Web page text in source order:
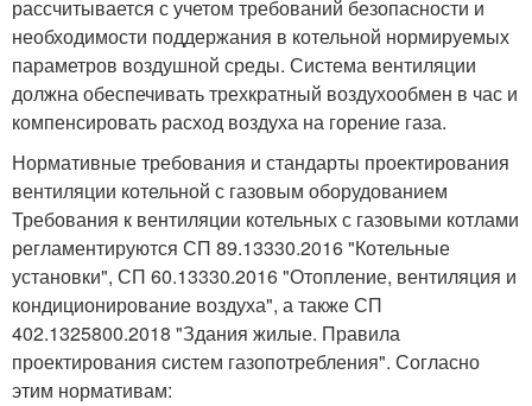
рассчитывается с учетом требований безопасности и
необходимости поддержания в котельной нормируемых
параметров воздушной среды. Система вентиляции
должна обеспечивать трехкратный воздухообмен в час и
компенсировать расход воздуха на горение газа.
Нормативные требования и стандарты проектирования
вентиляции котельной с газовым оборудованием
Требования к вентиляции котельных с газовыми котлами
регламентируются СП 89.13330.2016 "Котельные
установки", СП 60.13330.2016 "Отопление, вентиляция и
кондиционирование воздуха", а также СП
402.1325800.2018 "Здания жилые. Правила
проектирования систем газопотребления". Согласно
этим нормативам: